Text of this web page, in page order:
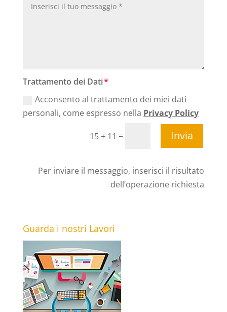
Trattamento dei Dati
Acconsento al trattamento dei miei dati
personali, come espresso nella Privacy Policy
15 + 11 = Invia
Per inviare il messaggio, inserisci il risultato
dell’operazione richiesta
Guarda i nostri Lavori